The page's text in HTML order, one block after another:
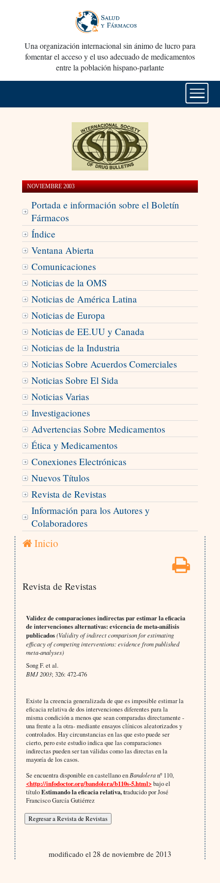
Una organización internacional sin ánimo de lucro para
fomentar el acceso y el uso adecuado de medicamentos
entre la población hispano-parlante
NOVIEMBRE 2003
Portada e información sobre el Boletín
Fármacos
Índice
Ventana Abierta
Comunicaciones
Noticias de la OMS
Noticias de América Latina
Noticias de Europa
Noticias de EE.UU y Canada
Noticias de la Industria
Noticias Sobre Acuerdos Comerciales
Noticias Sobre El Sida
Noticias Varias
Investigaciones
Advertencias Sobre Medicamentos
Ética y Medicamentos
Conexiones Electrónicas
Nuevos Títulos
Revista de Revistas
Información para los Autores y
Colaboradores
Inicio
Revista de Revistas
Validez de comparaciones indirectas par estimar la eficacia
de intervenciones alternativas: evicencia de meta-análisis
publicados(Validity of indirect comparison for estimating
efficacy of competing interventions: evidence from published
meta-analyses)
Song F. et al.
BMJ 2003; 326: 472-476
Existe la creencia generalizada de que es imposible estimar la
eficacia relativa de dos intervenciones diferentes para la
misma condición a menos que sean comparadas directamente -
una frente a la otra- mediante ensayos clínicos aleatorizados y
controlados. Hay circunstancias en las que esto puede ser
cierto, pero este estudio indica que las comparaciones
indirectas pueden ser tan válidas como las directas en la
mayoría de los casos.
Se encuentra disponible en castellano en Bandoleranº 110,
<http://infodoctor.org/bandolera/b110s-5.html>bajo el
títuloEstimando la eficacia relativa, traducido por José
Francisco García Gutiérrez
modificado el 28 de noviembre de 2013